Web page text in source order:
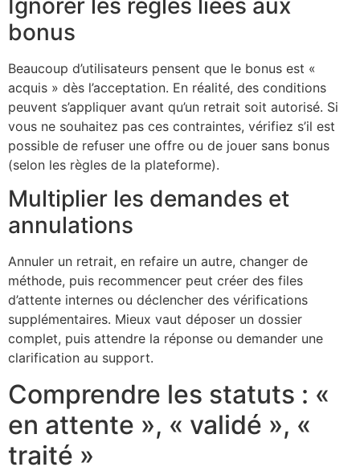
Ignorer les règles liées aux
bonus
Beaucoup d’utilisateurs pensent que le bonus est «
acquis » dès l’acceptation. En réalité, des conditions
peuvent s’appliquer avant qu’un retrait soit autorisé. Si
vous ne souhaitez pas ces contraintes, vérifiez s’il est
possible de refuser une offre ou de jouer sans bonus
(selon les règles de la plateforme).
Multiplier les demandes et
annulations
Annuler un retrait, en refaire un autre, changer de
méthode, puis recommencer peut créer des files
d’attente internes ou déclencher des vérifications
supplémentaires. Mieux vaut déposer un dossier
complet, puis attendre la réponse ou demander une
clarification au support.
Comprendre les statuts : «
en attente », « validé », «
traité »